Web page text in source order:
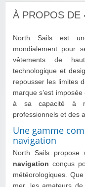
À PROPOS DE
North Sails est
mondialement pour
vêtements de
technologique et
repousser les limites
marque s’est
à sa capacité à
professionnels et des
Une gamme
navigation
North Sails propose
navigation conçus
météorologiques.